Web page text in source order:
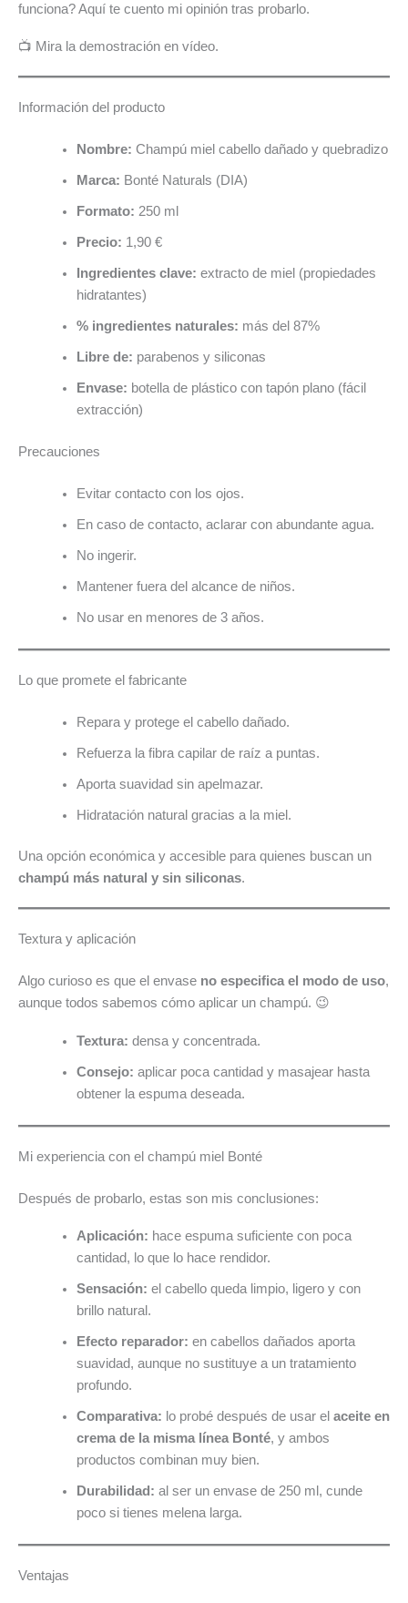
funciona? Aquí te cuento mi opinión tras probarlo.
📺 Mira la demostración en vídeo.
Información del producto
Nombre: Champú miel cabello dañado y quebradizo
Marca: Bonté Naturals (DIA)
Formato: 250 ml
Precio: 1,90 €
Ingredientes clave: extracto de miel (propiedades
hidratantes)
% ingredientes naturales: más del 87%
Libre de: parabenos y siliconas
Envase: botella de plástico con tapón plano (fácil
extracción)
Precauciones
Evitar contacto con los ojos.
En caso de contacto, aclarar con abundante agua.
No ingerir.
Mantener fuera del alcance de niños.
No usar en menores de 3 años.
Lo que promete el fabricante
Repara y protege el cabello dañado.
Refuerza la fibra capilar de raíz a puntas.
Aporta suavidad sin apelmazar.
Hidratación natural gracias a la miel.
Una opción económica y accesible para quienes buscan un
champú más natural y sin siliconas.
Textura y aplicación
Algo curioso es que el envase no especifica el modo de uso,
aunque todos sabemos cómo aplicar un champú. 😉
Textura: densa y concentrada.
Consejo: aplicar poca cantidad y masajear hasta
obtener la espuma deseada.
Mi experiencia con el champú miel Bonté
Después de probarlo, estas son mis conclusiones:
Aplicación: hace espuma suficiente con poca
cantidad, lo que lo hace rendidor.
Sensación: el cabello queda limpio, ligero y con
brillo natural.
Efecto reparador: en cabellos dañados aporta
suavidad, aunque no sustituye a un tratamiento
profundo.
Comparativa: lo probé después de usar el aceite en
crema de la misma línea Bonté, y ambos
productos combinan muy bien.
Durabilidad: al ser un envase de 250 ml, cunde
poco si tienes melena larga.
Ventajas